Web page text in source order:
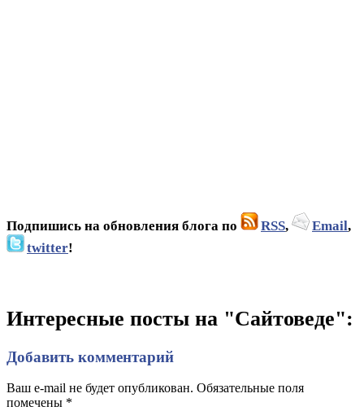
Подпишись на обновления блога по RSS, Email,
twitter!
Интересные посты на "Сайтоведе":
Добавить комментарий
Ваш e-mail не будет опубликован. Обязательные поля
помечены *